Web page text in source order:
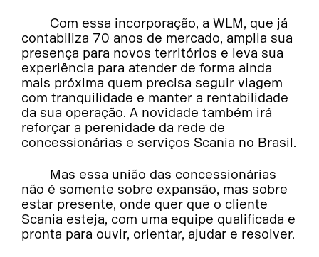
Com essa incorporação, a WLM, que já
contabiliza 70 anos de mercado, amplia sua
presença para novos territórios e leva sua
experiência para atender de forma ainda
mais próxima quem precisa seguir viagem
com tranquilidade e manter a rentabilidade
da sua operação. A novidade também irá
reforçar a perenidade da rede de
concessionárias e serviços Scania no Brasil.
Mas essa união das concessionárias
não é somente sobre expansão, mas sobre
estar presente, onde quer que o cliente
Scania esteja, com uma equipe qualificada e
pronta para ouvir, orientar, ajudar e resolver.